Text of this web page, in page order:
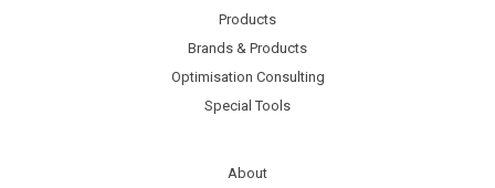
Products
Brands & Products
Optimisation Consulting
Special Tools
About